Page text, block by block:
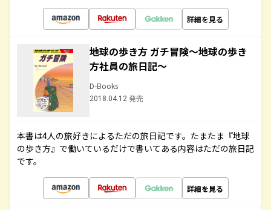
詳細を見る
地球の歩き方 ガチ冒険～地球の歩き
方社員の旅日記～
D-Books
2018.04.12 発売
本書は4人の旅好きによるただの旅日記です。たまたま『地球
の歩き方』で働いているだけで書いてある内容はただの旅日記
です。
詳細を見る